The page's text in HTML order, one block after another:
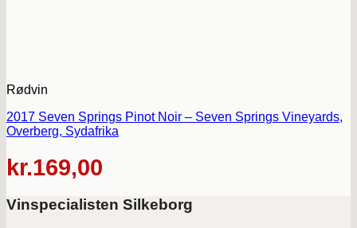
Rødvin
2017 Seven Springs Pinot Noir – Seven Springs Vineyards,
Overberg, Sydafrika
kr.169,00
Vinspecialisten Silkeborg